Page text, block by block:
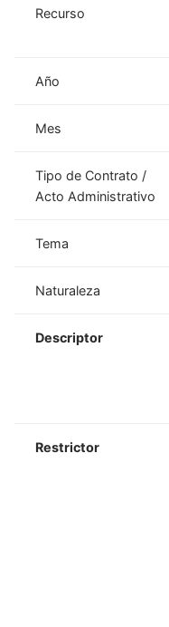
Recurso
Año
Mes
Tipo de Contrato /
Acto Administrativo
Tema
Naturaleza
Descriptor
Restrictor